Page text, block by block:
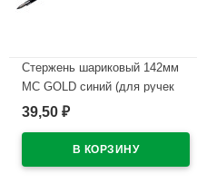
Стержень шариковый 142мм
MC GOLD синий (для ручек
код 619)
39,50 ₽